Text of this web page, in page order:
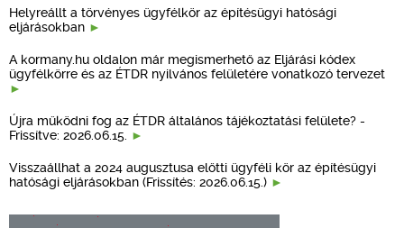
Helyreállt a törvényes ügyfélkör az építésügyi hatósági
eljárásokban
A kormany.hu oldalon már megismerhető az Eljárási kódex
ügyfélkörre és az ÉTDR nyilvános felületére vonatkozó tervezet
Újra működni fog az ÉTDR általános tájékoztatási felülete? -
Frissítve: 2026.06.15.
Visszaállhat a 2024 augusztusa előtti ügyféli kör az építésügyi
hatósági eljárásokban (Frissítés: 2026.06.15.)